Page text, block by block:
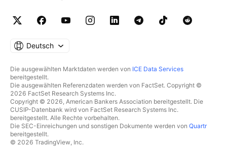
nachziehen, da auch das Ende der Bewegungen
Deutsch
Die ausgewählten Marktdaten werden von ICE Data Services
bereitgestellt.
Die ausgewählten Referenzdaten werden von FactSet. Copyright ©
2026 FactSet Research Systems Inc.
Copyright © 2026, American Bankers Association bereitgestellt. Die
CUSIP-Datenbank wird von FactSet Research Systems Inc.
bereitgestellt. Alle Rechte vorbehalten.
Die SEC-Einreichungen und sonstigen Dokumente werden von Quartr
bereitgestellt.
© 2026 TradingView, Inc.